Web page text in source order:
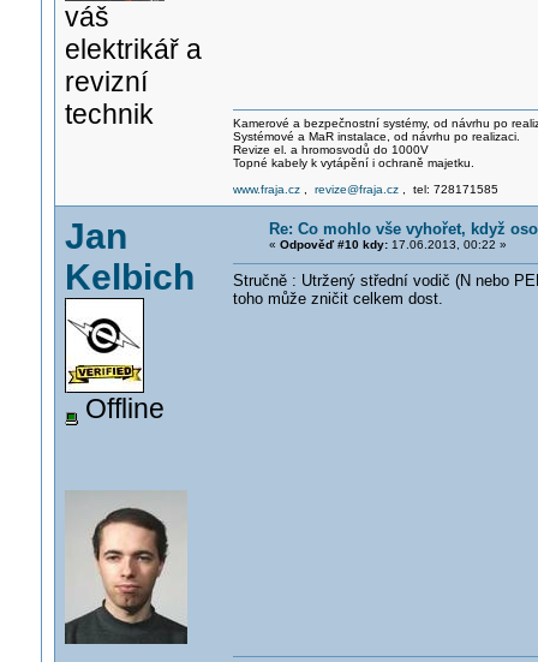
váš
elektrikář a
revizní
technik
Kamerové a bezpečnostní systémy, od návrhu po
Systémové a MaR instalace, od návrhu po realizaci.
Revize el. a hromosvodů do 1000V
Topné kabely k vytápění i ochraně majetku.
www.fraja.cz, revize@fraja.cz, tel: 728171585
Jan
Kelbich
Offline
Re: Co mohlo vše vyhořet, když
« Odpověď #10 kdy:17.06.2013, 00:22 »
Stručně : Utržený střední vodič (N nebo
toho může zničit celkem dost.